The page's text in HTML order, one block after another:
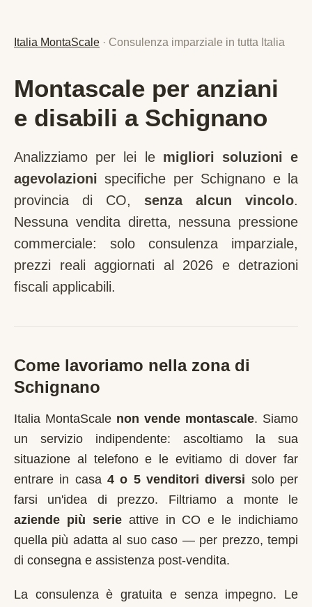
Italia MontaScale · Consulenza imparziale in tutta Italia
Montascale per anziani
e disabili a Schignano
Analizziamo per lei le migliori soluzioni e
agevolazioni specifiche per Schignano e la
provincia di CO, senza alcun vincolo.
Nessuna vendita diretta, nessuna pressione
commerciale: solo consulenza imparziale,
prezzi reali aggiornati al 2026 e detrazioni
fiscali applicabili.
Come lavoriamo nella zona di
Schignano
Italia MontaScale non vende montascale. Siamo
un servizio indipendente: ascoltiamo la sua
situazione al telefono e le evitiamo di dover far
entrare in casa 4 o 5 venditori diversi solo per
farsi un'idea di prezzo. Filtriamo a monte le
aziende più serieattive in CO e le indichiamo
quella più adatta al suo caso — per prezzo, tempi
di consegna e assistenza post-vendita.
La consulenza è gratuita e senza impegno. Le